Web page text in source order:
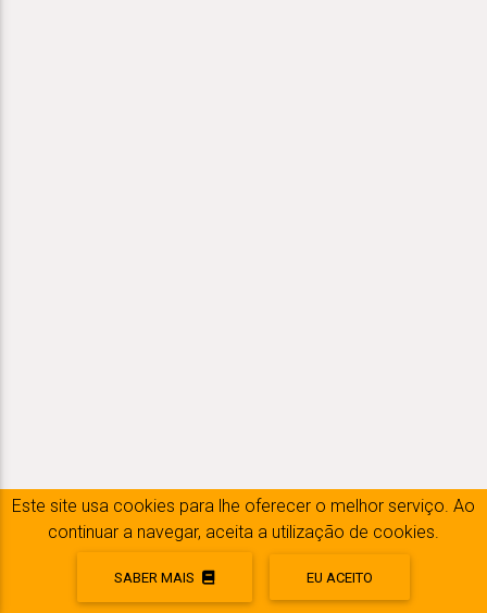
BELPATT
Este site usa cookies para lhe oferecer o melhor serviço. Ao
continuar a navegar, aceita a utilização de cookies.
SABER MAIS EU ACEITO